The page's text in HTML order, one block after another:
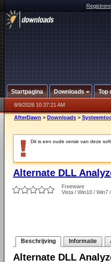
Startpagina Downloads Top
8/9/2026 10:37:21 AM
AfterDawn > Downloads >
Dit is een oude versie van deze
Alternate DLL
Freeware
Vista / Win10 / Win7
Beschrijving Informatie
Alternate DLL